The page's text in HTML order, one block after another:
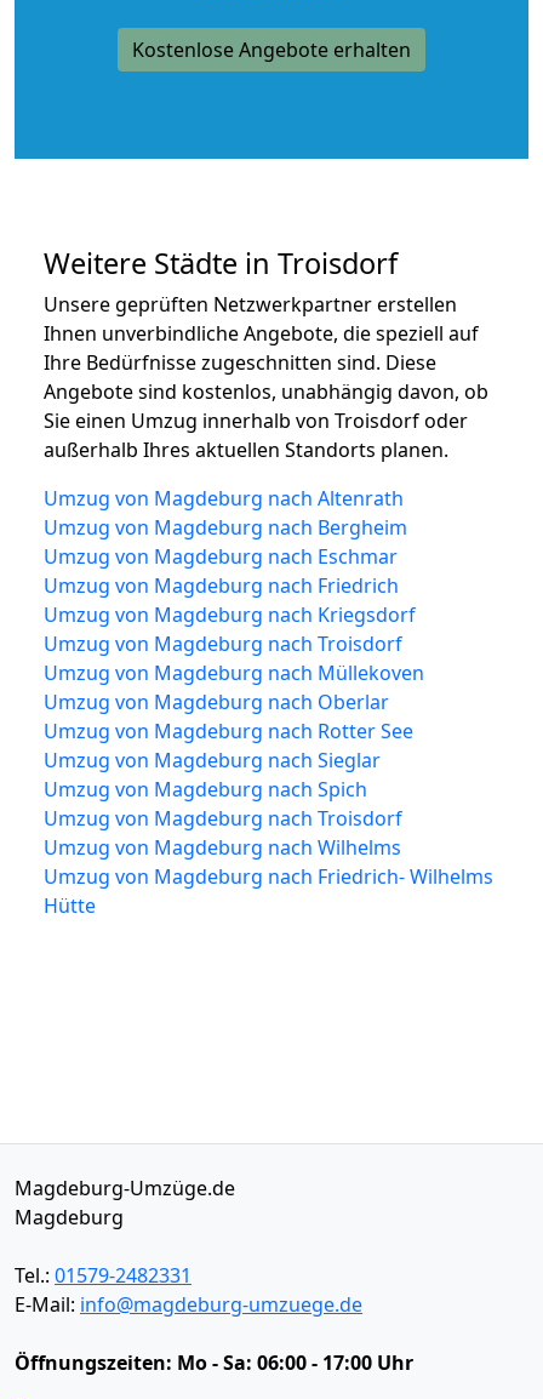
Kostenlose Angebote erhalten
Weitere Städte in Troisdorf
Unsere geprüften Netzwerkpartner erstellen
Ihnen unverbindliche Angebote, die speziell auf
Ihre Bedürfnisse zugeschnitten sind. Diese
Angebote sind kostenlos, unabhängig davon, ob
Sie einen Umzug innerhalb von Troisdorf oder
außerhalb Ihres aktuellen Standorts planen.
Umzug von Magdeburg nach Altenrath
Umzug von Magdeburg nach Bergheim
Umzug von Magdeburg nach Eschmar
Umzug von Magdeburg nach Friedrich
Umzug von Magdeburg nach Kriegsdorf
Umzug von Magdeburg nach Troisdorf
Umzug von Magdeburg nach Müllekoven
Umzug von Magdeburg nach Oberlar
Umzug von Magdeburg nach Rotter See
Umzug von Magdeburg nach Sieglar
Umzug von Magdeburg nach Spich
Umzug von Magdeburg nach Troisdorf
Umzug von Magdeburg nach Wilhelms
Umzug von Magdeburg nach Friedrich- Wilhelms
Hütte
Magdeburg-Umzüge.de
Magdeburg
Tel.: 01579-2482331
E-Mail: info@magdeburg-umzuege.de
Öffnungszeiten: Mo - Sa: 06:00 - 17:00 Uhr